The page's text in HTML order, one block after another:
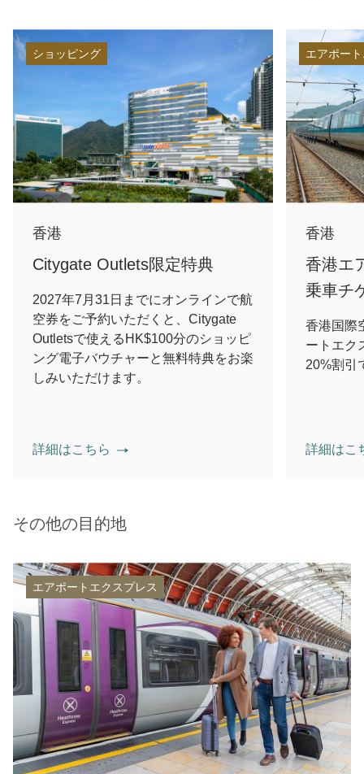
ショッピング
香港
Citygate Outlets限定特典
2027年7月31日までにオンラインで航
空券をご予約いただくと、Citygate
Outletsで使えるHK$100分のショッピ
ング電子バウチャーと無料特典をお楽
しみいただけます。
詳細はこちら
エアポー
香港
香港エ
乗車チ
香港国際
ートエク
20%割引
詳細はこ
その他の目的地
エアポートエクスプレス